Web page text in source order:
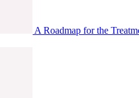
A Roadmap for the